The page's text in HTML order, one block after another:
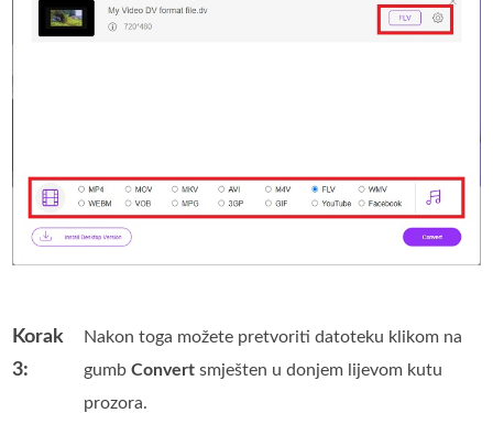
Korak
3:
Nakon toga možete pretvoriti datoteku klikom na
gumbConvert smješten u donjem lijevom kutu
prozora.